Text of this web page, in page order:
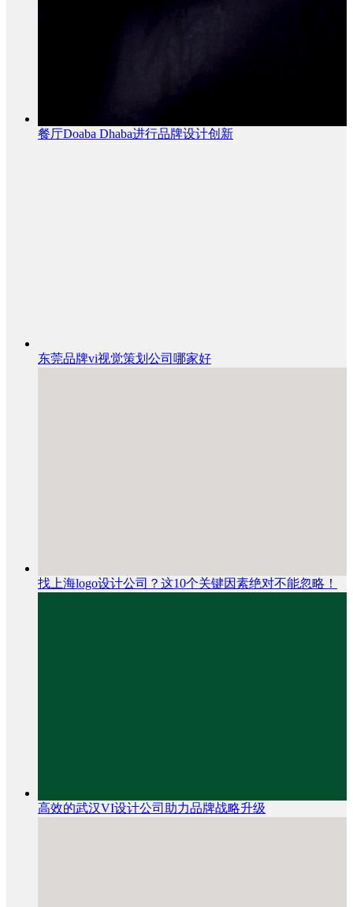
餐厅Doaba Dhaba进行品牌设计创新
东莞品牌vi视觉策划公司哪家好
找上海logo设计公司？这10个关键因素绝对不能忽略！
高效的武汉VI设计公司助力品牌战略升级